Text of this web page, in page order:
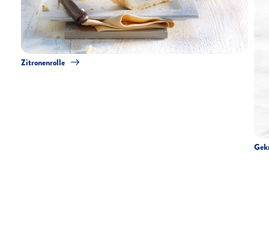
Zitronenrolle